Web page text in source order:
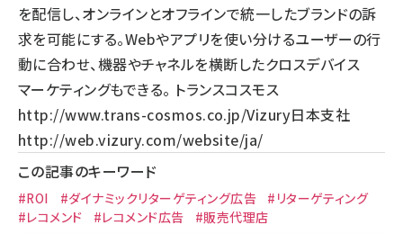
を配信し、オンラインとオフラインで統一したブランドの訴
求を可能にする。Webやアプリを使い分けるユーザーの行
動に合わせ、機器やチャネルを横断したクロスデバイス
マーケティングもできる。 トランスコスモス
http://www.trans-cosmos.co.jp/Vizury日本支社
http://web.vizury.com/website/ja/
この記事のキーワード
#ROI #ダイナミックリターゲティング広告
#リターゲティング
#レコメンド
#レコメンド広告 #販売代理店